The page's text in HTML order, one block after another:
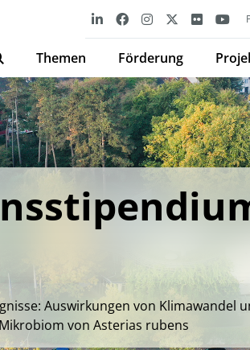
Themen Förderung
Auswirkungen von Klimawandel
von Asterias rubens